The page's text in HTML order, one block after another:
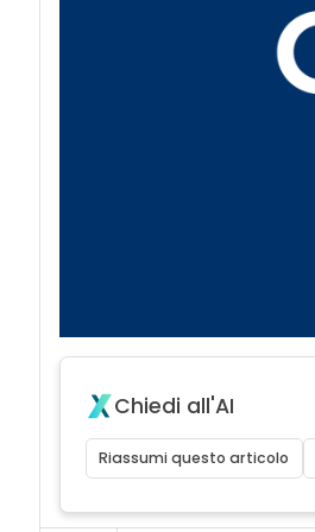
Chiedi all'AI
Riassumi questo articolo